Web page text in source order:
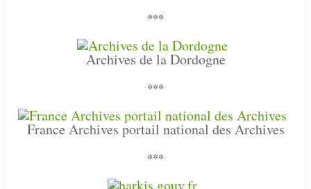
***
Archives de la Dordogne
***
France Archives portail national des Archives
***